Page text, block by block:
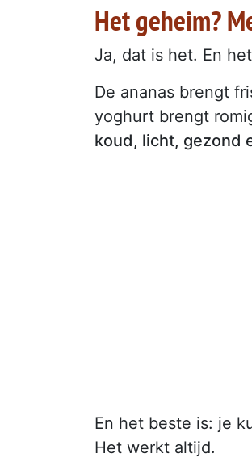
Het geheim?
Ja, dat is het. En
De ananas brengt
yoghurt brengt
koud, licht, gezond
En het beste is: je
Het werkt altijd.